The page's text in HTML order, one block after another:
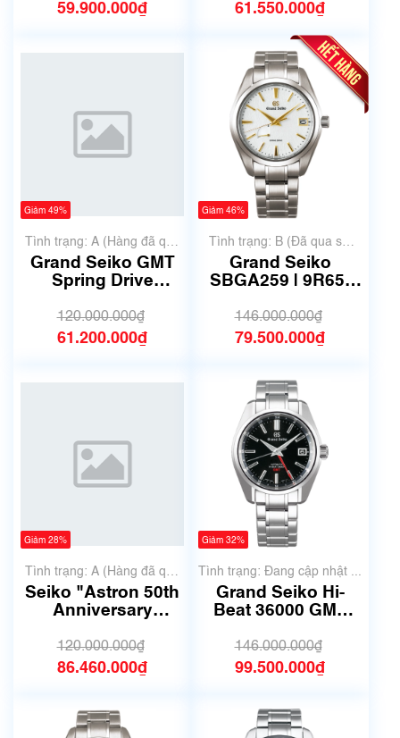
59.900.000₫ 61.550.000₫
Giảm 49%
Tình trạng: A (Hàng đã qua
sử dụng nhưng rất đẹp,
không có xước)
Grand Seiko GMT
Spring Drive
0AL0
120.000.000₫
61.200.000₫
Giảm 46%
Tình trạng: B (Đã qua sử
dụng, hàng đẹp, có chút
xước dăm)
Grand Seiko
SBGA259 | 9R65-
Mã số 4762
146.000.000₫
79.500.000₫
Giảm 28%
Tình trạng: A (Hàng đã qua
sử dụng nhưng rất đẹp,
không có xước)
Seiko "Astron 50th
Anniversary
Revolution Line"
SBXC035 5X53-
120.000.000₫
86.460.000₫
Giảm 32%
Tình trạng: Đang cập nhật ...
Grand Seiko Hi-
Beat 36000 GMT
40mm
146.000.000₫
99.500.000₫